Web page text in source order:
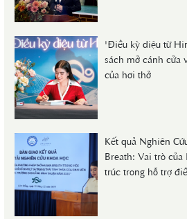
'Điều kỳ diệu từ
sách mở cánh cửa
của hơi thở
Kết quả Nghiên
Breath: Vai trò của
trúc trong hỗ trợ